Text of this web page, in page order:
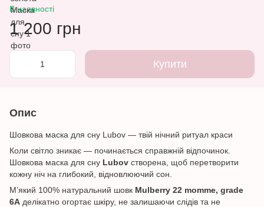
В наявності
1 200 грн
Купити
Опис
Шовкова маска для сну Lubov — твій нічний ритуал краси
Коли світло зникає — починається справжній відпочинок.
Шовкова маска для сну Lubov створена, щоб перетворити
кожну ніч на глибокий, відновлюючий сон.
М’який 100% натуральний шовк Mulberry 22 momme, grade
6A делікатно огортає шкіру, не залишаючи слідів та не